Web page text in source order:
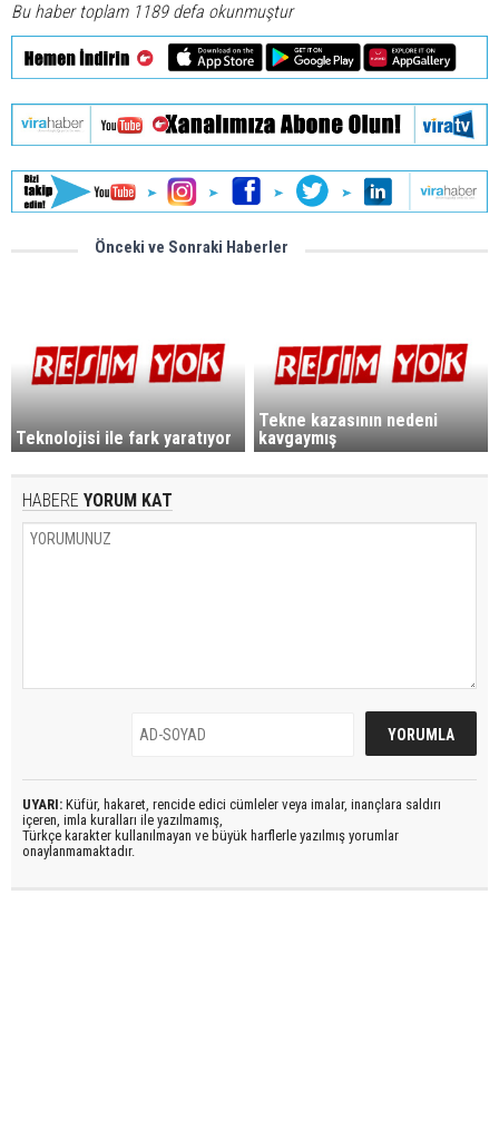
Bu haber toplam 1189 defa okunmuştur
Önceki ve Sonraki Haberler
Teknolojisi ile fark yaratıyor
Tekne kazasının nedeni
kavgaymış
HABERE YORUM KAT
UYARI: Küfür, hakaret, rencide edici cümleler veya imalar, inançlara saldırı
içeren, imla kuralları ile yazılmamış,
Türkçe karakter kullanılmayan ve büyük harflerle yazılmış yorumlar
onaylanmamaktadır.